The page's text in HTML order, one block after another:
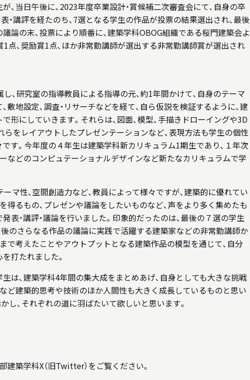
、当日午後に、2023年度卒業設計・賞候補二次審査会にて、自身の卒
・講評を経たのち、7選となる学生の作品が投票の結果選出され、最後
論の末、投票により順番に、建築学科OBOG組織である桜門建築会よ
1点、奨励賞1点、ほか非常勤講師が選出する非常勤講師賞が選出され
、研究室の指導教員による指導の元、約1年間かけて、自身のテーマ
敷地設定、調査・リサーチなどを経て、自ら仮説を検証するように、建
形にしていきます。それらは、図面、模型、手描きドローイングや3D
らをレイアウトしたプレゼンテーションなど、表現方法も学生の個性
す。今年度の４年生は建築学科新カリキュラム1期生であり、１年次
などのコンピュテーショナルデザインなど新たなカリキュラムで学
ーマ性、空間創造力など、教員によって様々ですが、建築的に優れてい
得るもの、プレゼンや議論をしたいものなど、声をより多く集めたも
表・講評・議論を行いました。印象的だったのは、最後の７選の学生
のさらなる作品の議論に実践で活躍する建築家などの非常勤講師か
で考えたことやアウトプットとなる建築作品の模型を通じて、自分
打たれました。
は、建築学科4年間の集大成をまとめあげ、自身としても大きな挑戦
ど建築的思考や技術のほか人間性も大きく成長しているものと思い
し、それぞれの道に羽ばたいて欲しいと思います。
建築学科X（旧Twitter）をご覧ください。